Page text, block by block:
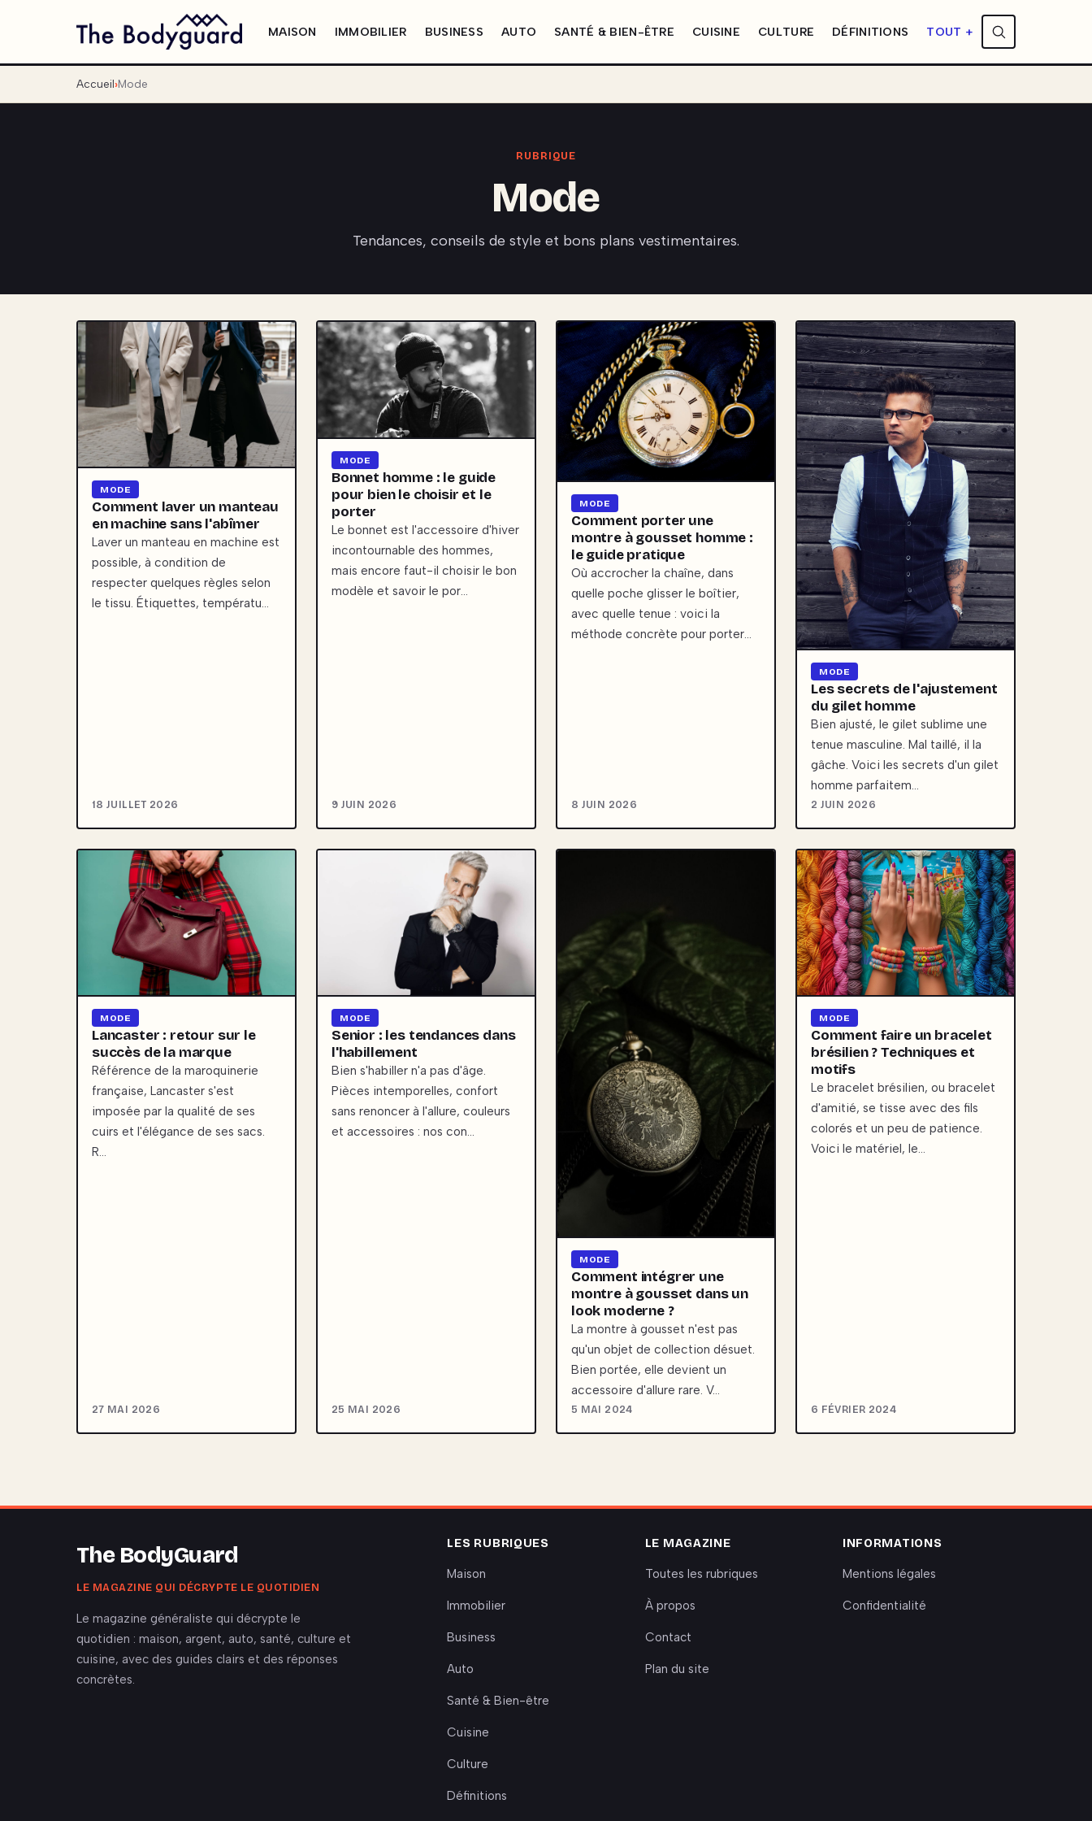
MAISON IMMOBILIER BUSINESS AUTO SANTÉ & BIEN-ÊTRE CUISINE CULTURE DÉFINITIONS TOUT +
Accueil Mode
RUBRIQUE
Mode
Tendances, conseils de style et bons plans vestimentaires.
MODE
Comment laver un manteau
en machine sans l'abîmer
Laver un manteau en machine est
possible, à condition de
respecter quelques règles selon
le tissu. Étiquettes, températu…
18 JUILLET 2026
MODE
Bonnet homme : le guide
pour bien le choisir et le
porter
Le bonnet est l'accessoire d'hiver
incontournable des hommes,
mais encore faut-il choisir le bon
modèle et savoir le por…
9 JUIN 2026
MODE
Comment porter une
montre à gousset homme :
le guide pratique
Où accrocher la chaîne, dans
quelle poche glisser le boîtier,
avec quelle tenue : voici la
méthode concrète pour porter…
8 JUIN 2026
MODE
Les secrets de l'ajustement
du gilet homme
Bien ajusté, le gilet sublime une
tenue masculine. Mal taillé, il la
gâche. Voici les secrets d'un gilet
homme parfaitem…
2 JUIN 2026
MODE
Lancaster : retour sur le
succès de la marque
Référence de la maroquinerie
française, Lancaster s'est
imposée par la qualité de ses
cuirs et l'élégance de ses sacs.
R…
27 MAI 2026
MODE
Senior : les tendances dans
l'habillement
Bien s'habiller n'a pas d'âge.
Pièces intemporelles, confort
sans renoncer à l'allure, couleurs
et accessoires : nos con…
25 MAI 2026
MODE
Comment intégrer une
montre à gousset dans un
look moderne ?
La montre à gousset n'est pas
qu'un objet de collection désuet.
Bien portée, elle devient un
accessoire d'allure rare. V…
5 MAI 2024
MODE
Comment faire un bracelet
brésilien ? Techniques et
motifs
Le bracelet brésilien, ou bracelet
d'amitié, se tisse avec des fils
colorés et un peu de patience.
Voici le matériel, le…
6 FÉVRIER 2024
The BodyGuard
LE MAGAZINE QUI DÉCRYPTE LE QUOTIDIEN
Le magazine généraliste qui décrypte le
quotidien : maison, argent, auto, santé, culture et
cuisine, avec des guides clairs et des réponses
concrètes.
LES RUBRIQUES
Maison
Immobilier
Business
Auto
Santé & Bien-être
Cuisine
Culture
Définitions
LE MAGAZINE
Toutes les rubriques
À propos
Contact
Plan du site
INFORMATIONS
Mentions légales
Confidentialité